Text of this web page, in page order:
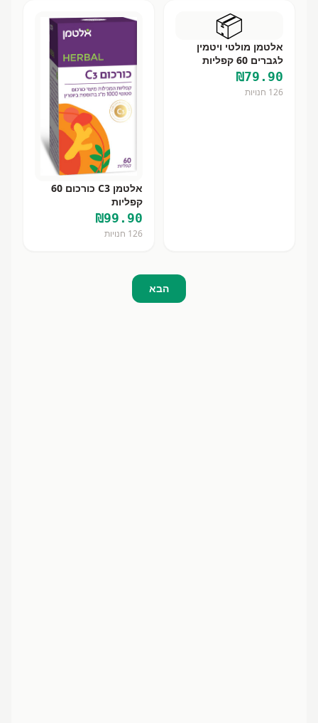
📦
אלטמן מולטי ויטמין
לגברים 60 קפליות
₪79.90
126 חנויות
אלטמן C3 כורכום 60
קפליות
₪99.90
126 חנויות
הבא